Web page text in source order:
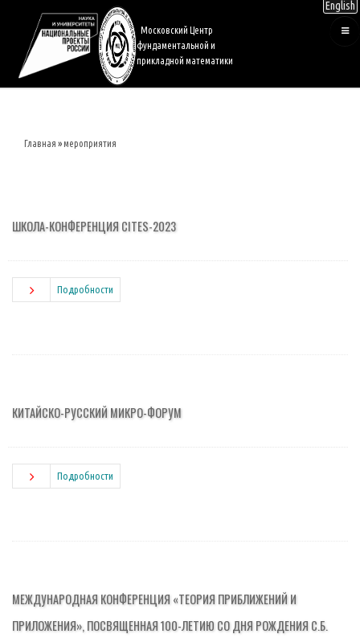
основному
содержанию
Московский Центр
фундаментальной и
прикладной математики
English
Главная мероприятия
ШКОЛА-КОНФЕРЕНЦИЯ CITES-2023
Подробности
КИТАЙСКО-РУССКИЙ МИКРО-ФОРУМ
Подробности
МЕЖДУНАРОДНАЯ КОНФЕРЕНЦИЯ «ТЕОРИЯ ПРИБЛИЖЕНИЙ И
ПРИЛОЖЕНИЯ», ПОСВЯЩЕННАЯ 100-ЛЕТИЮ СО ДНЯ РОЖДЕНИЯ С.Б.